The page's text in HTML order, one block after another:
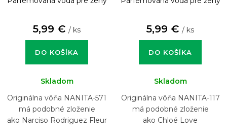
5,99 € / ks
DO KOŠÍKA
Skladom
Originálna vôňa NANITA-571
má podobné zloženie
ako Narciso Rodriguez Fleur
5,99 € / ks
DO KOŠÍKA
Skladom
Originálna vôňa NANITA-117
má podobné zloženie
ako Chloé Love